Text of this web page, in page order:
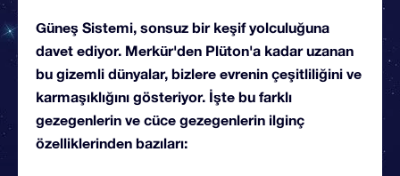
Güneş Sistemi, sonsuz bir keşif yolculuğuna
davet ediyor. Merkür'den Plüton'a kadar uzanan
bu gizemli dünyalar, bizlere evrenin çeşitliliğini ve
karmaşıklığını gösteriyor. İşte bu farklı
gezegenlerin ve cüce gezegenlerin ilginç
özelliklerinden bazıları: